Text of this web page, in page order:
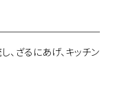
ざるにあげ、キッチン